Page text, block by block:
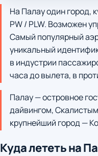
На Палау один город,
PW / PLW. Возможен
Самый популярный
уникальный
в индустрии
часа до вылета, в
Палау — островное
дайвингом,
крупнейший город —
Куда лететь на